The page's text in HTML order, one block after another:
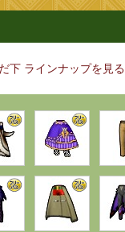
下 ラインナップを見る